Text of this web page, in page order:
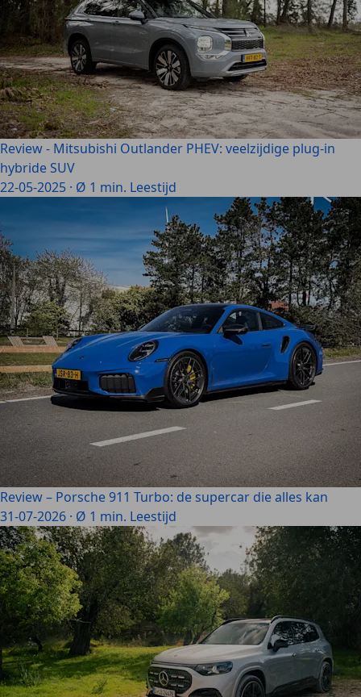
Review - Mitsubishi Outlander PHEV: veelzijdige plug-in
hybride SUV
22-05-2025 · Ø 1 min. Leestijd
Review – Porsche 911 Turbo: de supercar die alles kan
31-07-2026 · Ø 1 min. Leestijd